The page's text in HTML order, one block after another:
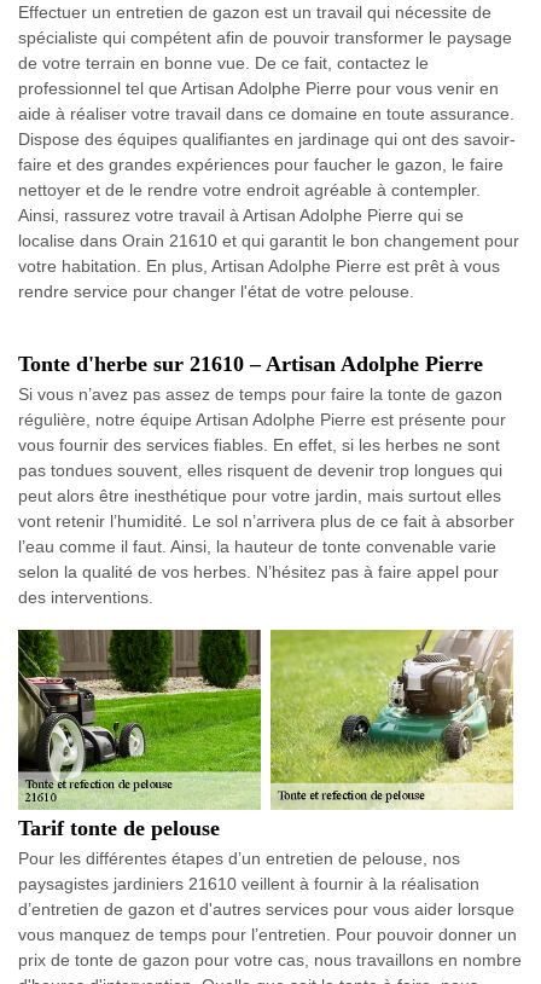
Effectuer un entretien de gazon est un travail qui nécessite de
spécialiste qui compétent afin de pouvoir transformer le paysage
de votre terrain en bonne vue. De ce fait, contactez le
professionnel tel que Artisan Adolphe Pierre pour vous venir en
aide à réaliser votre travail dans ce domaine en toute assurance.
Dispose des équipes qualifiantes en jardinage qui ont des savoir-
faire et des grandes expériences pour faucher le gazon, le faire
nettoyer et de le rendre votre endroit agréable à contempler.
Ainsi, rassurez votre travail à Artisan Adolphe Pierre qui se
localise dans Orain 21610 et qui garantit le bon changement pour
votre habitation. En plus, Artisan Adolphe Pierre est prêt à vous
rendre service pour changer l'état de votre pelouse.
Tonte d'herbe sur 21610 – Artisan Adolphe Pierre
Si vous n’avez pas assez de temps pour faire la tonte de gazon
régulière, notre équipe Artisan Adolphe Pierre est présente pour
vous fournir des services fiables. En effet, si les herbes ne sont
pas tondues souvent, elles risquent de devenir trop longues qui
peut alors être inesthétique pour votre jardin, mais surtout elles
vont retenir l’humidité. Le sol n’arrivera plus de ce fait à absorber
l’eau comme il faut. Ainsi, la hauteur de tonte convenable varie
selon la qualité de vos herbes. N’hésitez pas à faire appel pour
des interventions.
Tarif tonte de pelouse
Pour les différentes étapes d’un entretien de pelouse, nos
paysagistes jardiniers 21610 veillent à fournir à la réalisation
d’entretien de gazon et d'autres services pour vous aider lorsque
vous manquez de temps pour l’entretien. Pour pouvoir donner un
prix de tonte de gazon pour votre cas, nous travaillons en nombre